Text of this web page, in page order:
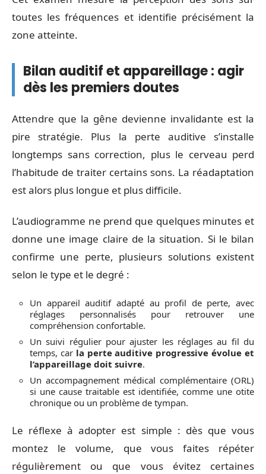
toutes les fréquences et identifie précisément la
zone atteinte.
Bilan auditif et appareillage : agir
dès les premiers doutes
Attendre que la gêne devienne invalidante est la
pire stratégie. Plus la perte auditive s’installe
longtemps sans correction, plus le cerveau perd
l’habitude de traiter certains sons. La réadaptation
est alors plus longue et plus difficile.
L’audiogramme ne prend que quelques minutes et
donne une image claire de la situation. Si le bilan
confirme une perte, plusieurs solutions existent
selon le type et le degré :
Un appareil auditif adapté au profil de perte, avec
réglages personnalisés pour retrouver une
compréhension confortable.
Un suivi régulier pour ajuster les réglages au fil du
temps, car la perte auditive progressive évolue et
l’appareillage doit suivre.
Un accompagnement médical complémentaire (ORL)
si une cause traitable est identifiée, comme une otite
chronique ou un problème de tympan.
Le réflexe à adopter est simple : dès que vous
montez le volume, que vous faites répéter
régulièrement ou que vous évitez certaines